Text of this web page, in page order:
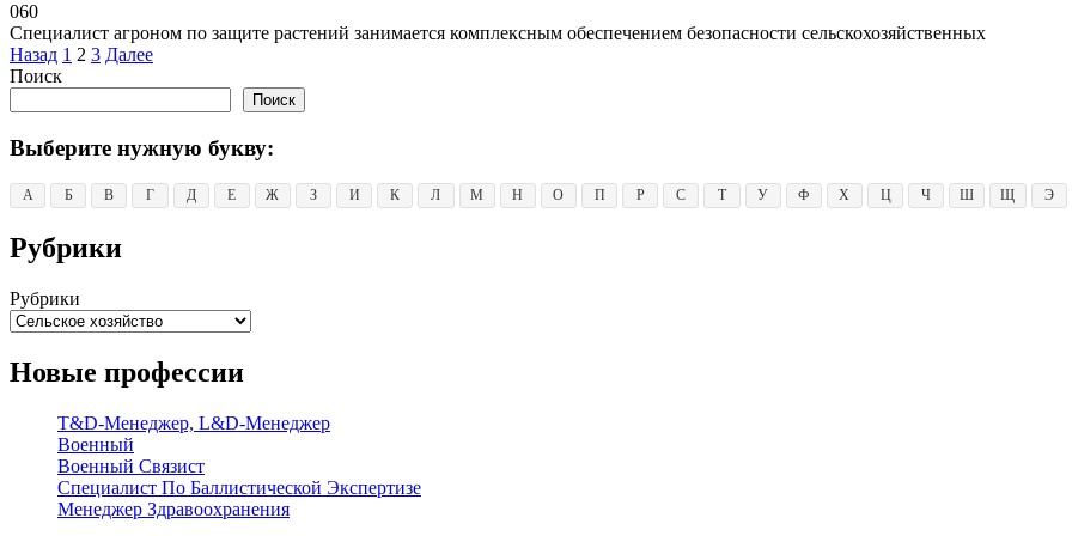
060
Специалист агроном по защите растений занимается комплексным обеспечением безопасности сельскохозяйственных
Пагинация
записей
Назад 1 2 3 Далее
Поиск
Поиск
Выберите нужную букву:
А Б В Г Д Е Ж З И К Л М Н О П Р С Т У Ф Х Ц Ч Ш Щ Э
Рубрики
Рубрики
Новые профессии
T&D-Менеджер, L&D-Менеджер
Военный
Военный Связист
Специалист По Баллистической Экспертизе
Менеджер Здравоохранения